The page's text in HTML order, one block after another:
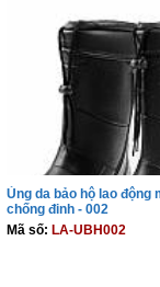
Ủng da bảo hộ lao động
chống đinh - 002
Mã số: LA-UBH002